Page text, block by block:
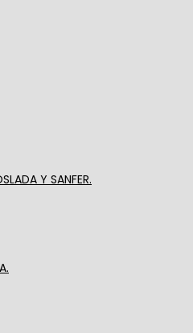
Y SANFER.